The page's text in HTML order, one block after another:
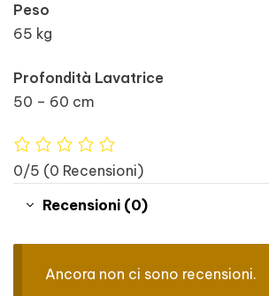
Peso
65 kg
Profondità Lavatrice
50 – 60 cm
0/5 (0 Recensioni)
Recensioni (0)
Ancora non ci sono recensioni.